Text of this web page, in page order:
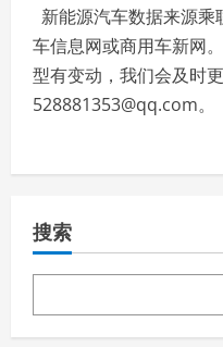
新能源汽车数据来源
车信息网或商用车新网
型有变动，我们会及时
528881353@qq.com。
搜索